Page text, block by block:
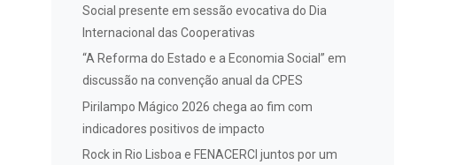
Social presente em sessão evocativa do Dia
Internacional das Cooperativas
“A Reforma do Estado e a Economia Social” em
discussão na convenção anual da CPES
Pirilampo Mágico 2026 chega ao fim com
indicadores positivos de impacto
Rock in Rio Lisboa e FENACERCI juntos por um